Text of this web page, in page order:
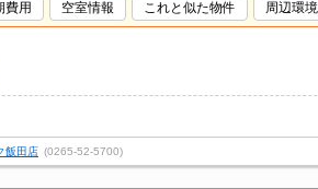
費用
空室情報 これと似た物件 周辺環境
飯田店 (0265-52-5700)